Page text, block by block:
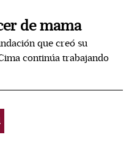
de mama
que creó su
continúa trabajando